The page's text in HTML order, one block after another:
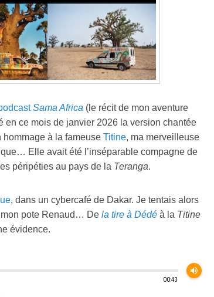
Sama Africa (le récit de mon aventure
en ce mois de janvier 2026 la version chantée
à la fameuse Titine, ma merveilleuse
Elle avait été l’inséparable compagne de
péripéties au pays de la Teranga.
, dans un cybercafé de Dakar. Je tentais alors
mon pote Renaud… De la tire à Dédé à la Titine
évidence.
00:43
volume_up